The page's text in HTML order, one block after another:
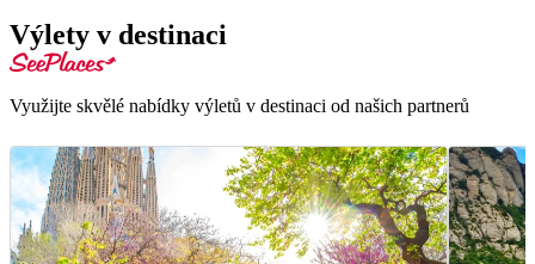
Výlety v destinaci
Využijte skvělé nabídky výletů v destinaci od našich partnerů